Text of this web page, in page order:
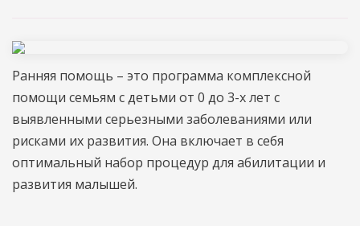
Ранняя помощь – это программа комплексной
помощи семьям с детьми от 0 до 3-х лет с
выявленными серьезными заболеваниями или
рисками их развития. Она включает в себя
оптимальный набор процедур для абилитации и
развития малышей.